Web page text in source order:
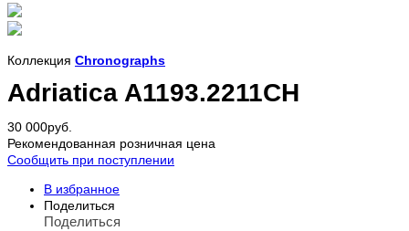
Коллекция Chronographs
Adriatica A1193.2211CH
30 000руб.
Рекомендованная розничная цена
Сообщить при поступлении
В избранное
Поделиться
Поделиться